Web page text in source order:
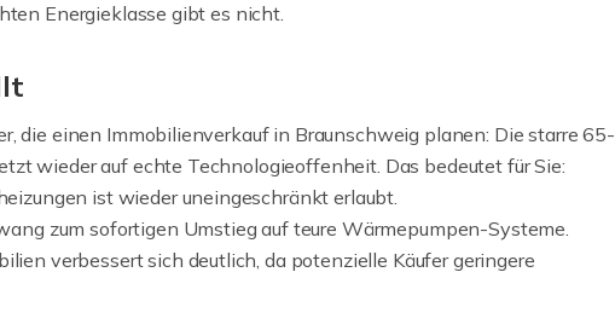
Energieklasse gibt es nicht.
die einen Immobilienverkauf in Braunschweig planen: Die starre 65-
wieder auf echte Technologieoffenheit. Das bedeutet für Sie:
ist wieder uneingeschränkt erlaubt.
zum sofortigen Umstieg auf teure Wärmepumpen-Systeme.
verbessert sich deutlich, da potenzielle Käufer geringere